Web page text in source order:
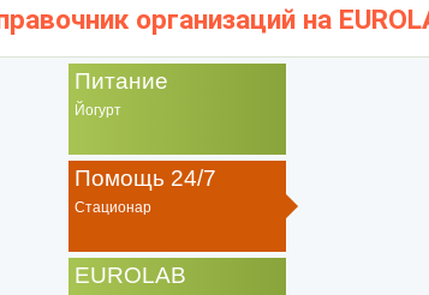
организаций на
Питание
Йогурт
Помощь 24/7
Стационар
EUROLAB